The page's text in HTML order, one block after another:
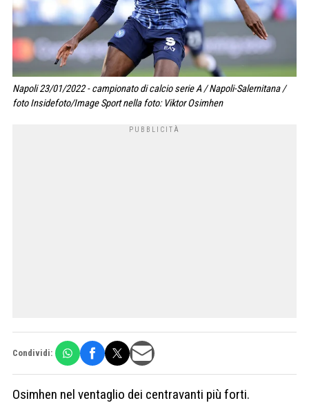
Napoli 23/01/2022 - campionato di calcio serie A / Napoli-Salernitana /
foto Insidefoto/Image Sport nella foto: Viktor Osimhen
Condividi:
Osimhen nel ventaglio dei centravanti più forti.